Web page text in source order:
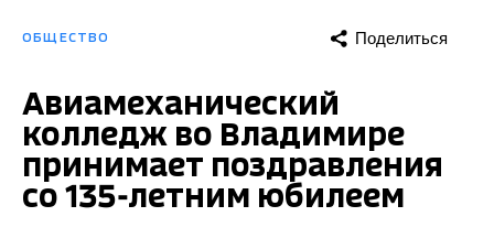
ОБЩЕСТВО Поделиться
Авиамеханический
колледж во Владимире
принимает поздравления
со 135-летним юбилеем